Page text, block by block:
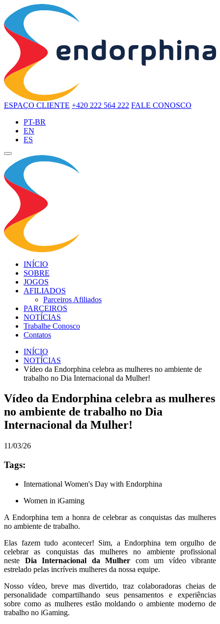
ESPAÇO CLIENTE +420 222 564 222 FALE CONOSCO
PT-BR
EN
ES
INÍCIO
SOBRE
JOGOS
AFILIADOS
Parceiros Afiliados
PARCEIROS
NOTÍCIAS
Trabalhe Conosco
Contatos
INÍCIO
NOTÍCIAS
Vídeo da Endorphina celebra as mulheres no ambiente de
trabalho no Dia Internacional da Mulher!
Vídeo da Endorphina celebra as mulheres
no ambiente de trabalho no Dia
Internacional da Mulher!
11/03/26
Tags:
International Women's Day with Endorphina
Women in iGaming
A Endorphina tem a honra de celebrar as conquistas das mulheres
no ambiente de trabalho.
Elas fazem tudo acontecer! Sim, a Endorphina tem orgulho de
celebrar as conquistas das mulheres no ambiente profissional
neste Dia Internacional da Mulher com um vídeo vibrante
estrelado pelas incríveis mulheres da nossa equipe.
Nosso vídeo, breve mas divertido, traz colaboradoras cheias de
personalidade compartilhando seus pensamentos e experiências
sobre como as mulheres estão moldando o ambiente moderno de
trabalho no iGaming.